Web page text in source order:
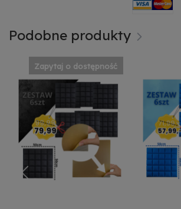
Podobne produkty
Zapytaj o dostępność